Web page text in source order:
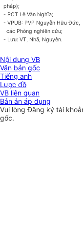
pháp);
- PCT Lê Văn Nghĩa;
-VPUB: PVP Nguyễn Hữu Đức,
các Phòng nghiên cứu;
- Lưu: VT, Nhã, Nguyên.
Nội dung VB
Văn bản gốc
Tiếng anh
Lược đồ
VB liên quan
Bản án áp dụng
Vui lòngĐăng ký tài
gốc.